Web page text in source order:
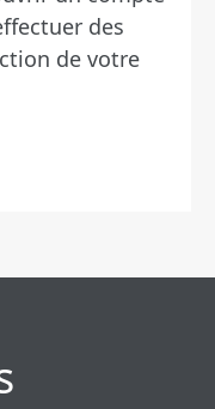
des
de votre